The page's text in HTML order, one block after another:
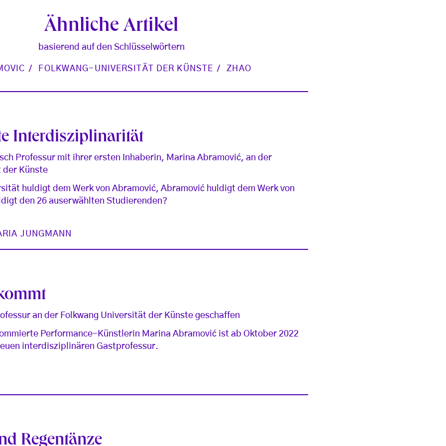
Ähnliche Artikel
basierend auf den Schlüsselwörtern
FOLKWANG-UNIVERSITÄT DER KÜNSTE ZHAO
Interdisziplinarität
Professur mit ihrer ersten Inhaberin, Marina Abramović, an der
der Künste
huldigt dem Werk von Abramović, Abramović huldigt dem Werk von
den 26 auserwählten Studierenden?
JUNGMANN
an der Folkwang Universität der Künste geschaffen
Performance-Künstlerin Marina Abramović ist ab Oktober 2022
interdisziplinären Gastprofessur.
Regentänze